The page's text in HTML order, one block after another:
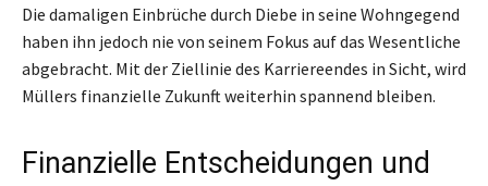
Die damaligen Einbrüche durch Diebe in seine Wohngegend
haben ihn jedoch nie von seinem Fokus auf das Wesentliche
abgebracht. Mit der Ziellinie des Karriereendes in Sicht, wird
Müllers finanzielle Zukunft weiterhin spannend bleiben.
Finanzielle Entscheidungen und